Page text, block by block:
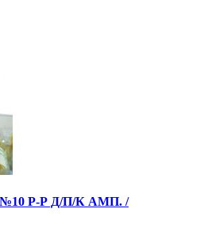
Р-Р Д/П/К АМП. /